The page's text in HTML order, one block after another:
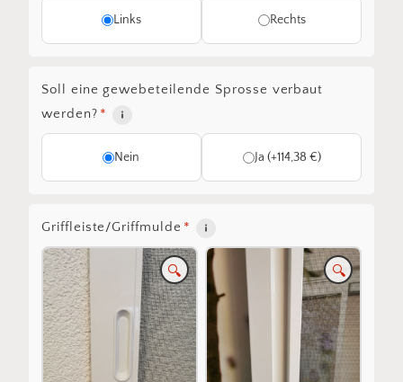
Links Rechts
Soll eine gewebeteilende Sprosse verbaut
werden? *
Nein Ja (+114,38 €)
Griffleiste/Griffmulde *
🔍 🔍